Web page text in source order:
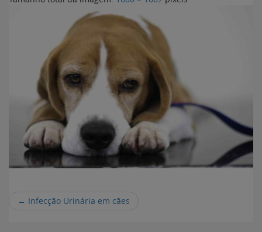
← Infecção Urinária em cães